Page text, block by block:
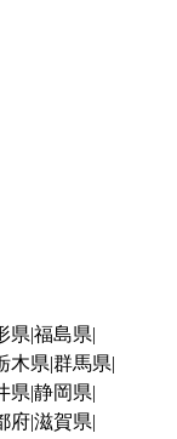
県 福島県
木県 群馬県
県 静岡県
府滋賀県